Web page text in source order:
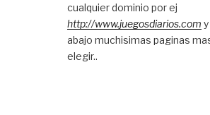
cualquier dominio por ej
http://www.juegosdiarios.com
abajo muchisimas paginas
elegir..